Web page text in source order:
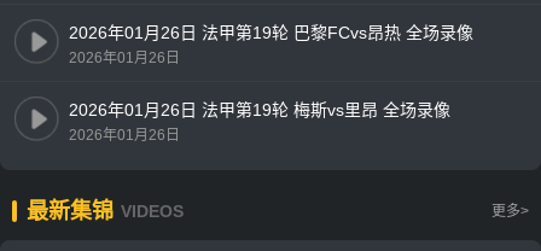
2026年01月26日 法甲第19轮 巴黎FCvs昂热 全场录像
2026年01月26日
2026年01月26日 法甲第19轮 梅斯vs里昂 全场录像
2026年01月26日
最新集锦 VIDEOS 更多>